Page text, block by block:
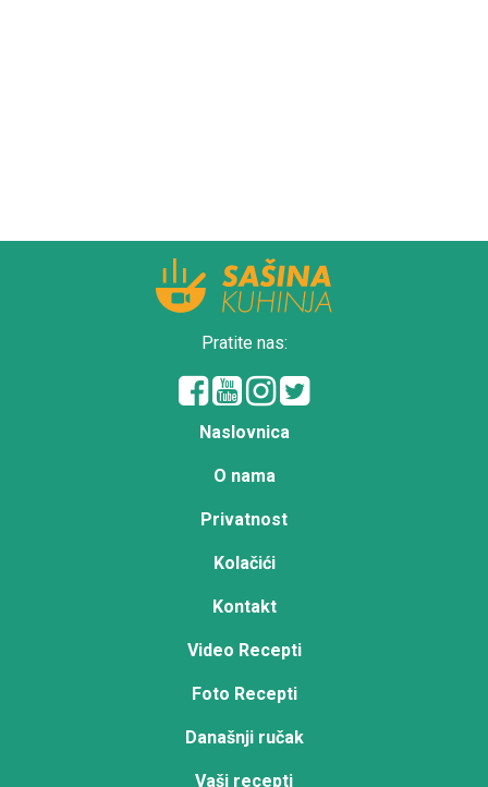
Pratite nas:
Naslovnica
O nama
Privatnost
Kolačići
Kontakt
Video Recepti
Foto Recepti
Današnji ručak
Vaši recepti